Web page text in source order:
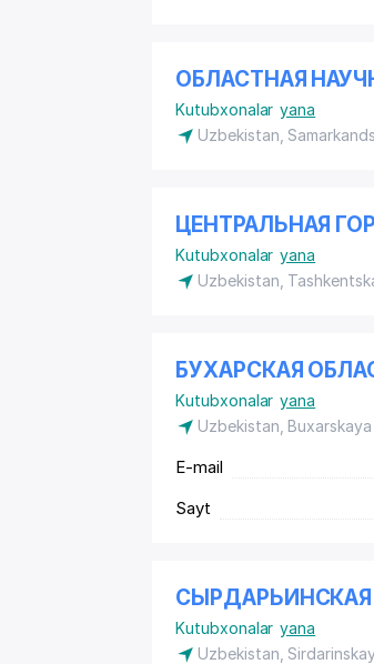
ОБЛАСТНАЯ
Kutubxonalar yana
Uzbekistan,
ЦЕНТРАЛЬНАЯ
Kutubxonalar yana
Uzbekistan,
БУХАРСКАЯ
Kutubxonalar yana
Uzbekistan,
E-mail
Sayt
СЫРДАРЬИНСКАЯ
Kutubxonalar yana
Uzbekistan,